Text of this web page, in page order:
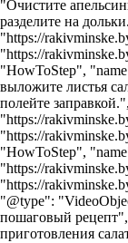
"Очистите
разделите на
"https://
"https://
"HowToStep",
выложите листья
полейте
"https://
"https://
"HowToStep",
"https://
"https://
"@type":
пошаговый
приготовления